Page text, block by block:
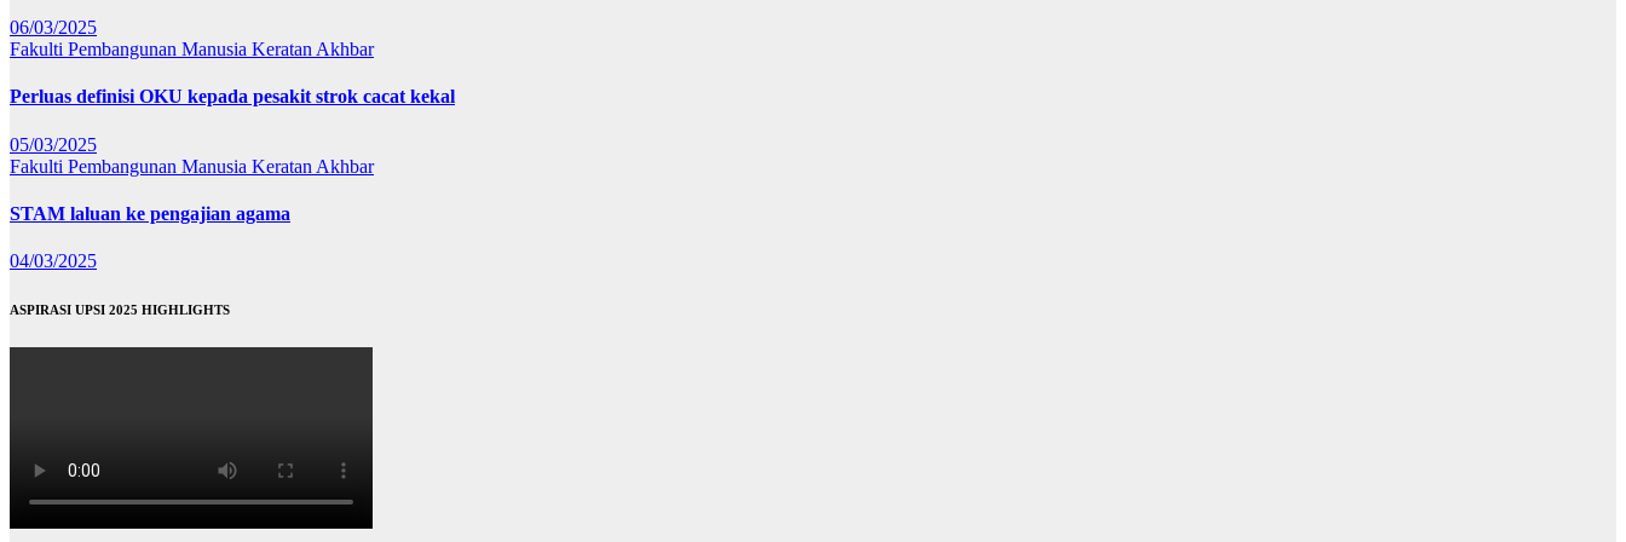
06/03/2025
Fakulti Pembangunan Manusia Keratan Akhbar
Perluas definisi OKU kepada pesakit strok cacat kekal
05/03/2025
Fakulti Pembangunan Manusia Keratan Akhbar
STAM laluan ke pengajian agama
04/03/2025
ASPIRASI UPSI 2025 HIGHLIGHTS